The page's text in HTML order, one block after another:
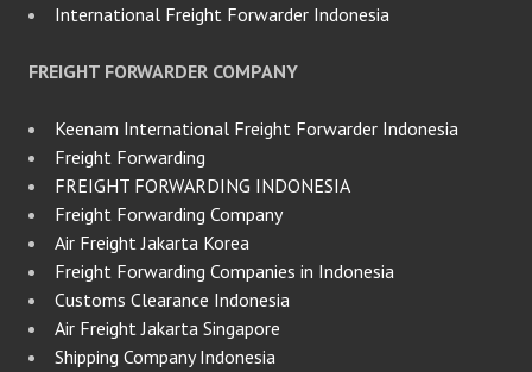
International Freight Forwarder Indonesia
FREIGHT FORWARDER COMPANY
Keenam International Freight Forwarder Indonesia
Freight Forwarding
FREIGHT FORWARDING INDONESIA
Freight Forwarding Company
Air Freight Jakarta Korea
Freight Forwarding Companies in Indonesia
Customs Clearance Indonesia
Air Freight Jakarta Singapore
Shipping Company Indonesia